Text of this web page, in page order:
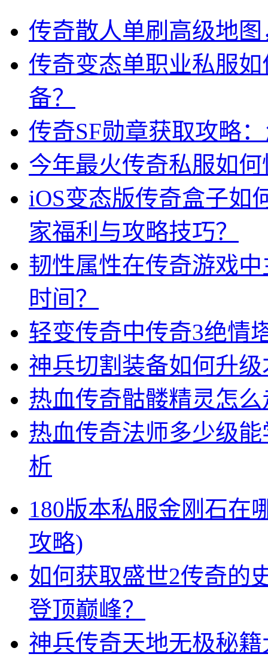
传奇散人单刷高级地
传奇变态单职业私服
备？
传奇SF勋章获取攻略
今年最火传奇私服如
iOS变态版传奇盒子如
家福利与攻略技巧？
韧性属性在传奇游戏
时间？
轻变传奇中传奇3绝情
神兵切割装备如何升
热血传奇骷髅精灵怎
热血传奇法师多少级
析
180版本私服金刚石在
攻略)
如何获取盛世2传奇的
登顶巅峰？
神兵传奇天地无极秘